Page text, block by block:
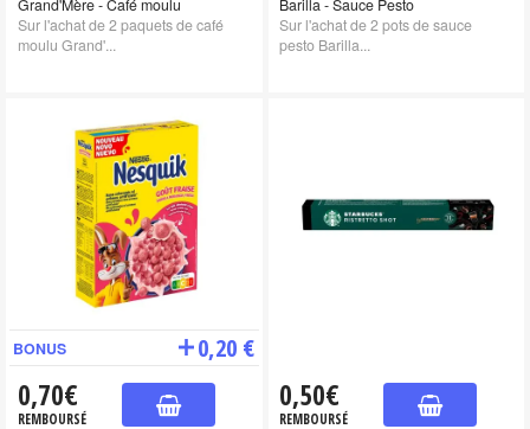
Grand'Mère - Café moulu
Sur l'achat de 2 paquets de café
moulu Grand'...
Barilla - Sauce Pesto
Sur l'achat de 2 pots de sauce
pesto Barilla...
BONUS 0,20 €
0,70€
REMBOURSÉ
0,50€
REMBOURSÉ